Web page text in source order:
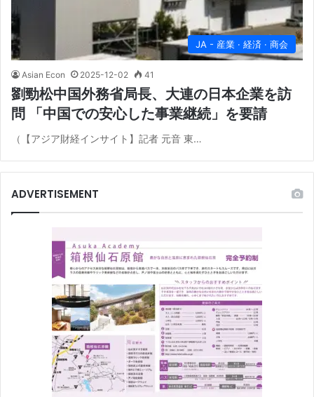
JA - 産業 · 経済 · 商会
Asian Econ 2025-12-02 41
劉勁松中国外務省局長、大連の日本企業を訪
問 「中国での安心した事業継続」を要請
（【アジア財経インサイト】記者 元音 東…
ADVERTISEMENT